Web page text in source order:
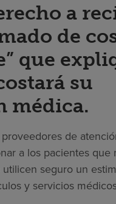
a
de
que
su
médica.
de
a los pacientes que
seguro un
y servicios